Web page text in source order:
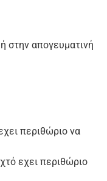
στην απογευματινή
περιθώριο να
εχει περιθώριο